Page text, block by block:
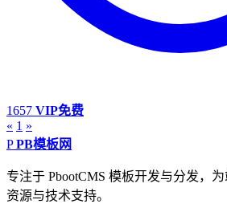
1657 VIP免费
« 1 »
P PB模板网
专注于 PbootCMS 模板开发与分发，
资源与技术支持。